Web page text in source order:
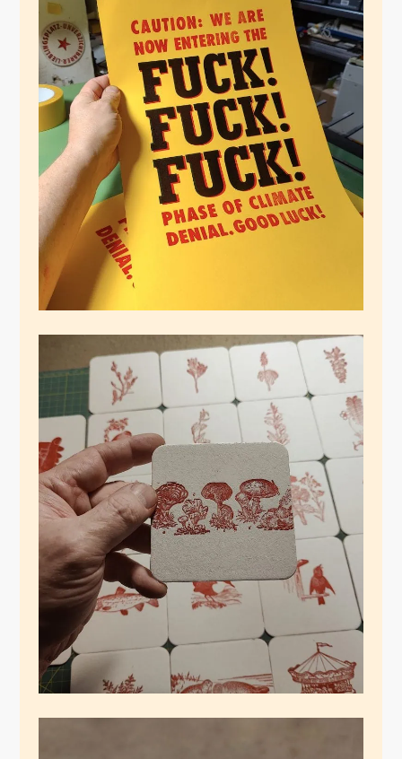
Sonntagsdruck
Dezember 1, 2024
Lost in Klischee :)
November 30, 2024